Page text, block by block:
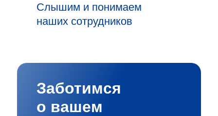
Слышим и понимаем
наших сотрудников
Заботимся
о вашем